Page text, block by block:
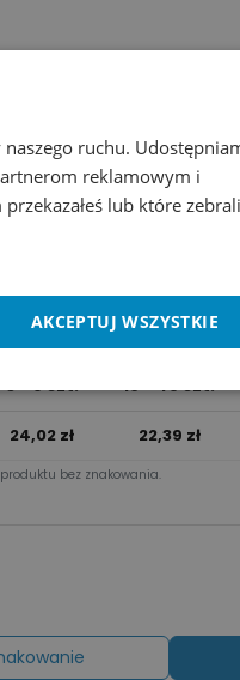
do koszyka
nakładu:
3 - 9 szt. 10 - 49 szt.
24,02 zł 22,39 zł
bez znakowania.​
ruchu.
reklamowym i
lub które
AKCEPTUJ WSZYSTKIE